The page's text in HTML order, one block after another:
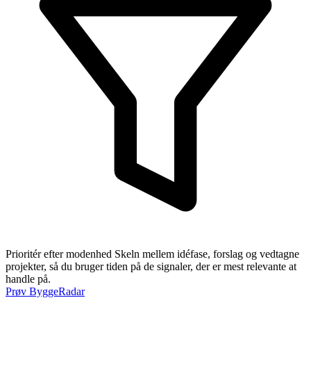
Prioritér efter modenhed Skeln mellem idéfase, forslag og vedtagne
projekter, så du bruger tiden på de signaler, der er mest relevante at
handle på.
Prøv ByggeRadar